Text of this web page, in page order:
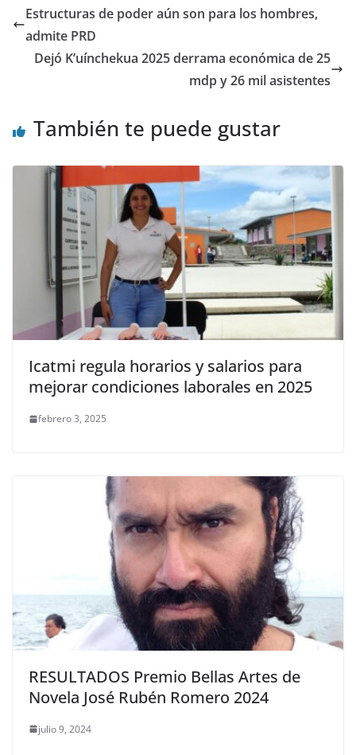
Estructuras de poder aún son para los hombres,
admite PRD
Dejó K’uínchekua 2025 derrama económica de 25
mdp y 26 mil asistentes
También te puede gustar
Icatmi regula horarios y salarios para
mejorar condiciones laborales en 2025
febrero 3, 2025
RESULTADOS Premio Bellas Artes de
Novela José Rubén Romero 2024
julio 9, 2024